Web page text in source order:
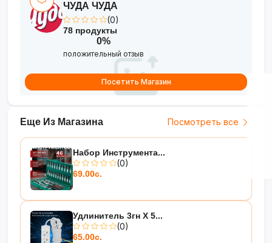
Еще Из Магазина Посмотреть все
Набор Инструмента...
(0)
69.00с.
Удлинитель 3гн Х 5...
(0)
65.00с.
ЧУДА ЧУДА
(0)
78 продукты
0%
положительный отзыв
Посетить Магазин